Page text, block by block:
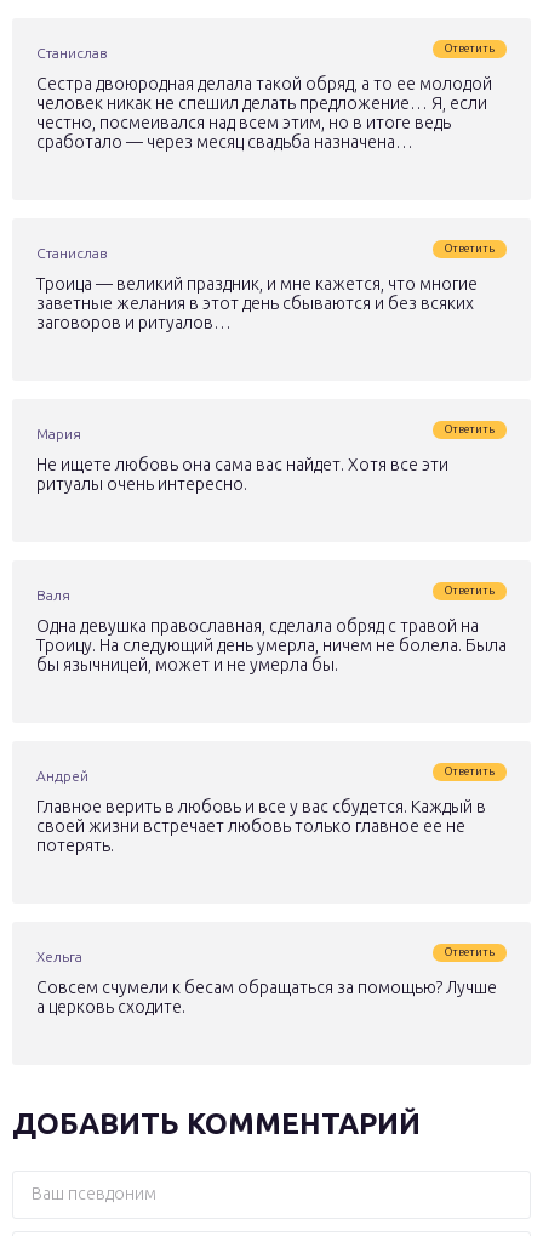
Станислав Ответить
Сестра двоюродная делала такой обряд, а то ее молодой
человек никак не спешил делать предложение… Я, если
честно, посмеивался над всем этим, но в итоге ведь
сработало — через месяц свадьба назначена…
Станислав Ответить
Троица — великий праздник, и мне кажется, что многие
заветные желания в этот день сбываются и без всяких
заговоров и ритуалов…
Мария Ответить
Не ищете любовь она сама вас найдет. Хотя все эти
ритуалы очень интересно.
Валя Ответить
Одна девушка православная, сделала обряд с травой на
Троицу. На следующий день умерла, ничем не болела. Была
бы язычницей, может и не умерла бы.
Андрей Ответить
Главное верить в любовь и все у вас сбудется. Каждый в
своей жизни встречает любовь только главное ее не
потерять.
Хельга Ответить
Совсем счумели к бесам обращаться за помощью? Лучше
а церковь сходите.
ДОБАВИТЬ КОММЕНТАРИЙ